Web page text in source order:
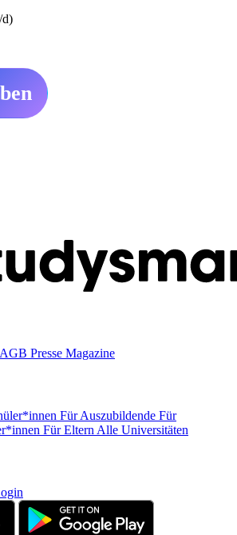
d)
AGB Presse Magazine
Für Auszubildende Für
Für Eltern Alle Universitäten